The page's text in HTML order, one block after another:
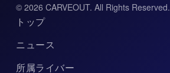
© 2026 CARVEOUT. All Rights Reserved.
トップ
ニュース
所属ライバー